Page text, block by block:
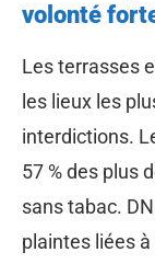
volonté
Les terrasses
les lieux les
interdictions.
57 % des plus
sans tabac.
plaintes liées